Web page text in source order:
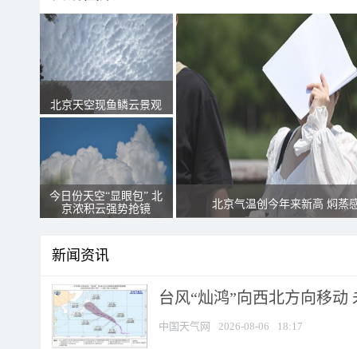
北京天空现鱼鳞云景观
今日份天空“显眼包” 北
京浓积云强势抢镜
北京气温创今年来新高 焖蒸
新闻资讯
台风“灿鸿”向西北方向移动
中国天气网 2026-08-06 18:17